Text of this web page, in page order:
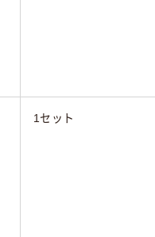
1セット